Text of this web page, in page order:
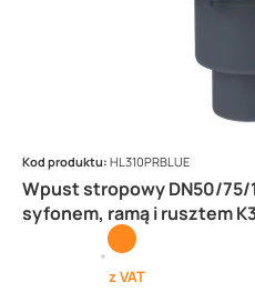
Wpust stropowy DN50/75/
syfonem, ramą i rusztem
Kod produktu: HL310PRBLUE
z VAT